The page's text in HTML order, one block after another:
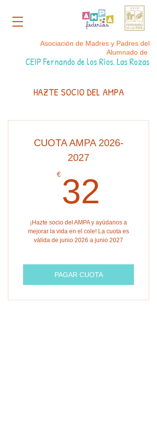
Asociación de Madres y Padres del
Alumnado de
CEIP Fernando de los Ríos. Las Rozas
HAZTE SOCIO DEL AMPA
CUOTA AMPA 2026-
2027
€ 32
¡Hazte socio del AMPA y ayúdanos a
mejorar la vida en el cole! La cuota es
válida de junio 2026 a junio 2027
PAGAR CUOTA